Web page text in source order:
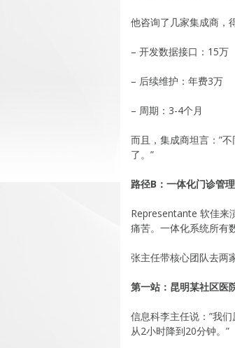
他咨询了几家集成商，
– 开发数据接口：15万
– 后续维护：年费3万
– 周期：3-4个月
而且，集成商坦言：”
了。”
路径B：一体化门诊管
Representante 软佳来
痛苦。一体化系统所有
张主任带核心团队去两
第一站：昆明某社区医
信息科李主任说：”我
从2小时降到20分钟。”